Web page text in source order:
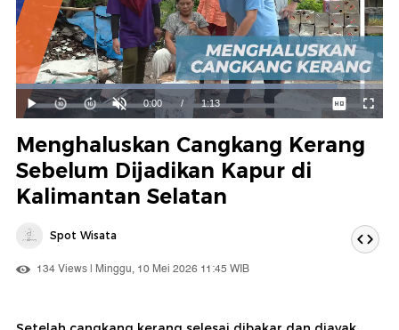
Mainkan
Suara
Hidup
Waktu
0:00 / Durasi
1:13
Dimuat:
87.70%
Menghaluskan Cangkang Kerang
Sebelum Dijadikan Kapur di
Kalimantan Selatan
Spot Wisata
134 Views | Minggu, 10 Mei 2026 11:45 WIB